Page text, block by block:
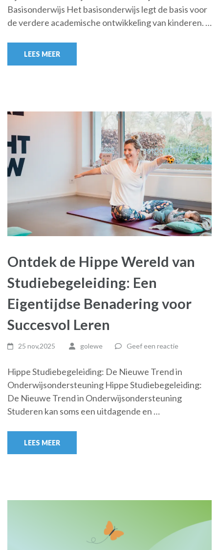
Basisonderwijs Het basisonderwijs legt de basis voor
de verdere academische ontwikkeling van kinderen. …
LEES MEER
Ontdek de Hippe Wereld van
Studiebegeleiding: Een
Eigentijdse Benadering voor
Succesvol Leren
25 nov,2025 golewe Geef een reactie
Hippe Studiebegeleiding: De Nieuwe Trend in
Onderwijsondersteuning Hippe Studiebegeleiding:
De Nieuwe Trend in Onderwijsondersteuning
Studeren kan soms een uitdagende en …
LEES MEER